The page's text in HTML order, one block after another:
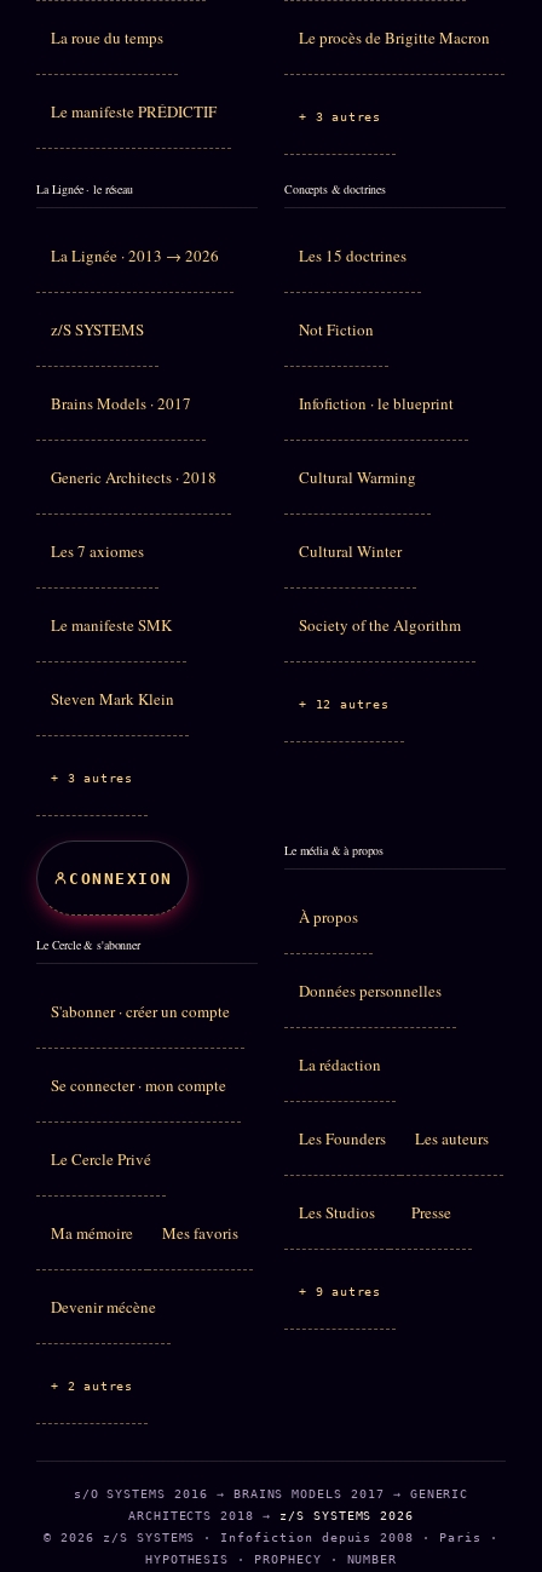
La roue du temps
Le manifeste PRÉDICTIF
Le procès de Brigitte Macron
+ 3 autres
La Lignée · le réseau
La Lignée · 2013 → 2026
z/S SYSTEMS
Brains Models · 2017
Generic Architects · 2018
Les 7 axiomes
Le manifeste SMK
Steven Mark Klein
+ 3 autres
Concepts & doctrines
Les 15 doctrines
Not Fiction
Infofiction · le blueprint
Cultural Warming
Cultural Winter
Society of the Algorithm
+ 12 autres
CONNEXION
Le Cercle & s'abonner
S'abonner · créer un compte
Se connecter · mon compte
Le Cercle Privé
Ma mémoire Mes favoris
Devenir mécène
+ 2 autres
Le média & à propos
À propos
Données personnelles
La rédaction
Les Founders Les auteurs
Les Studios Presse
+ 9 autres
s/O SYSTEMS 2016 → BRAINS MODELS 2017 → GENERIC
ARCHITECTS 2018 → z/S SYSTEMS 2026
© 2026 z/S SYSTEMS · Infofiction depuis 2008 · Paris ·
HYPOTHESIS · PROPHECY · NUMBER